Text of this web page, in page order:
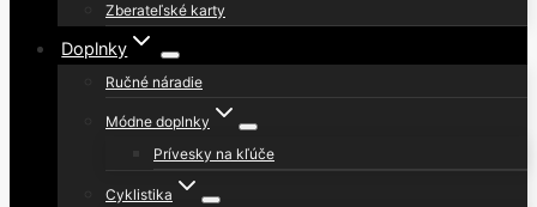
Zberateľské karty
Doplnky
Ručné náradie
Módne doplnky
Prívesky na kľúče
Cyklistika